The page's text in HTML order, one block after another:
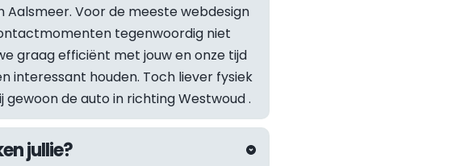
Aalsmeer. Voor de meeste webdesign
tegenwoordig niet
graag efficiënt met jouw en onze tijd
interessant houden. Toch liever fysiek
gewoon de auto in richting Westwoud .
jullie?